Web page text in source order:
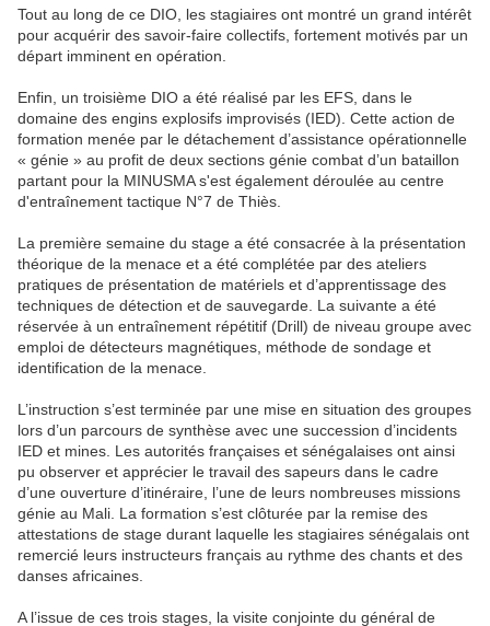
Tout au long de ce DIO, les stagiaires ont montré un grand intérêt
pour acquérir des savoir-faire collectifs, fortement motivés par un
départ imminent en opération.
Enfin, un troisième DIO a été réalisé par les EFS, dans le
domaine des engins explosifs improvisés (IED). Cette action de
formation menée par le détachement d’assistance opérationnelle
« génie » au profit de deux sections génie combat d’un bataillon
partant pour la MINUSMA s'est également déroulée au centre
d'entraînement tactique N°7 de Thiès.
La première semaine du stage a été consacrée à la présentation
théorique de la menace et a été complétée par des ateliers
pratiques de présentation de matériels et d’apprentissage des
techniques de détection et de sauvegarde. La suivante a été
réservée à un entraînement répétitif (Drill) de niveau groupe avec
emploi de détecteurs magnétiques, méthode de sondage et
identification de la menace.
L’instruction s’est terminée par une mise en situation des groupes
lors d’un parcours de synthèse avec une succession d’incidents
IED et mines. Les autorités françaises et sénégalaises ont ainsi
pu observer et apprécier le travail des sapeurs dans le cadre
d’une ouverture d’itinéraire, l’une de leurs nombreuses missions
génie au Mali. La formation s’est clôturée par la remise des
attestations de stage durant laquelle les stagiaires sénégalais ont
remercié leurs instructeurs français au rythme des chants et des
danses africaines.
A l’issue de ces trois stages, la visite conjointe du général de